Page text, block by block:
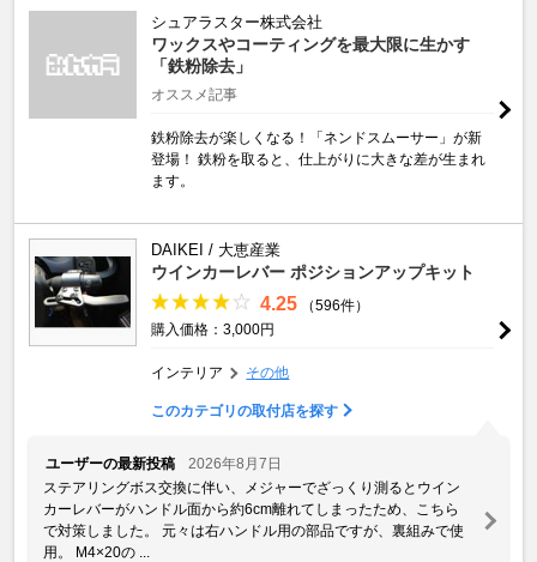
シュアラスター株式会社
ワックスやコーティングを最大限に生かす
「鉄粉除去」
オススメ記事
鉄粉除去が楽しくなる！「ネンドスムーサー」が新
登場！ 鉄粉を取ると、仕上がりに大きな差が生まれ
ます。
DAIKEI / 大恵産業
ウインカーレバー ポジションアップキット
4.25
（596件）
購入価格：3,000円
インテリア その他
このカテゴリの取付店を探す
ユーザーの最新投稿
2026年8月7日
ステアリングボス交換に伴い、メジャーでざっくり測るとウイン
カーレバーがハンドル面から約6cm離れてしまったため、こちら
で対策しました。 元々は右ハンドル用の部品ですが、裏組みで使
用。 M4×20の ...